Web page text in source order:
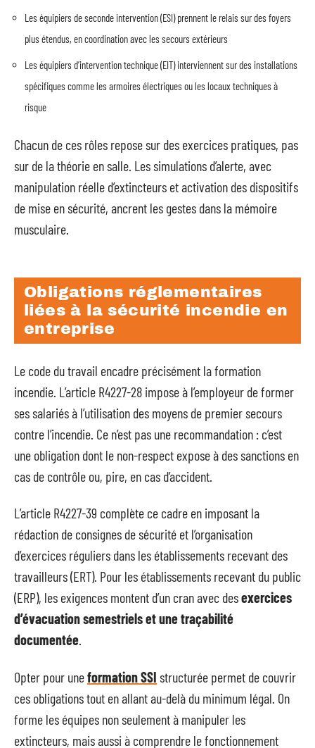
Les équipiers de seconde intervention (ESI) prennent le relais sur des foyers
plus étendus, en coordination avec les secours extérieurs
Les équipiers d’intervention technique (EIT) interviennent sur des installations
spécifiques comme les armoires électriques ou les locaux techniques à
risque
Chacun de ces rôles repose sur des exercices pratiques, pas
sur de la théorie en salle. Les simulations d’alerte, avec
manipulation réelle d’extincteurs et activation des dispositifs
de mise en sécurité, ancrent les gestes dans la mémoire
musculaire.
Obligations réglementaires
liées à la sécurité incendie en
entreprise
Le code du travail encadre précisément la formation
incendie. L’article R4227-28 impose à l’employeur de former
ses salariés à l’utilisation des moyens de premier secours
contre l’incendie. Ce n’est pas une recommandation : c’est
une obligation dont le non-respect expose à des sanctions en
cas de contrôle ou, pire, en cas d’accident.
L’article R4227-39 complète ce cadre en imposant la
rédaction de consignes de sécurité et l’organisation
d’exercices réguliers dans les établissements recevant des
travailleurs (ERT). Pour les établissements recevant du public
(ERP), les exigences montent d’un cran avec desexercices
d’évacuation semestriels et une traçabilité
documentée.
Opter pour uneformation SSI structurée permet de couvrir
ces obligations tout en allant au-delà du minimum légal. On
forme les équipes non seulement à manipuler les
extincteurs, mais aussi à comprendre le fonctionnement